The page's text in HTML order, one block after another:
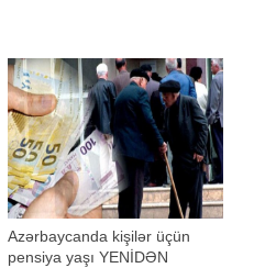
Azərbaycanda kişilər üçün
pensiya yaşı YENİDƏN